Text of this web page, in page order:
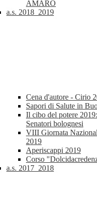
AMARO
a.s. 2018_2019
Cena d'autore - Cirio
Sapori di Salute in
Il cibo del potere
Senatori bolognesi
VIII Giornata
2019
Aperiscappi 2019
Corso
a.s. 2017_2018